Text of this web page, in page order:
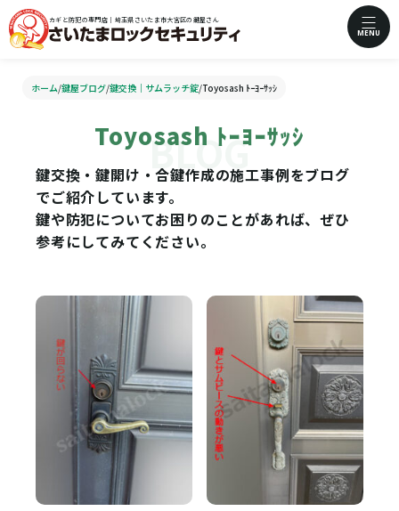
カギと防犯の専門店｜埼玉県さいたま市大宮区の鍵屋さん
MENU
ホーム/鍵屋ブログ/鍵交換｜サムラッチ錠/Toyosash ﾄｰﾖｰｻｯｼ
Toyosash ﾄｰﾖｰｻｯｼ
鍵交換・鍵開け・合鍵作成の施工事例をブログ
でご紹介しています。
鍵や防犯についてお困りのことがあれば、ぜひ
参考にしてみてください。